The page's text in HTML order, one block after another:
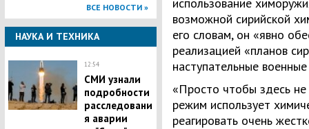
ВСЕ НОВОСТИ »
НАУКА И ТЕХНИКА
12:54
СМИ узнали
подробности
расследовани
я аварии
использование
возможной сирийской
его словам, он «явно
реализацией «планов
наступательные
«Просто чтобы здесь не
режим использует
реагировать очень